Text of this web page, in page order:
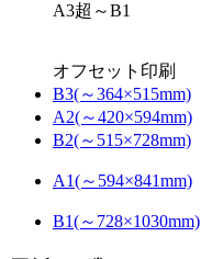
A3超～B1
オフセット印刷
B3(～364×515mm)
A2(～420×594mm)
B2(～515×728mm)
A1(～594×841mm)
B1(～728×1030mm)